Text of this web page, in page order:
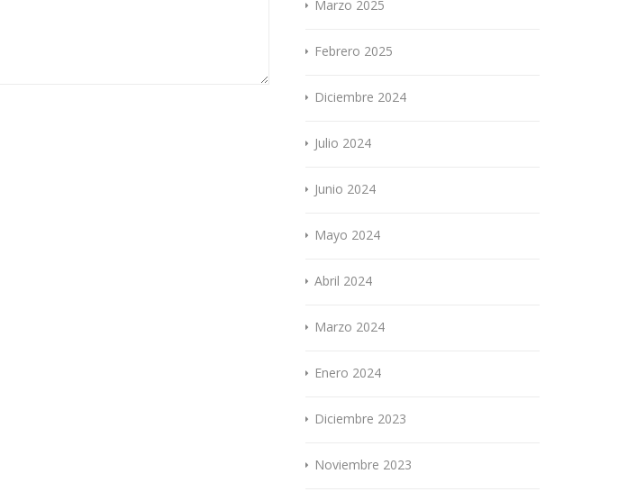
Marzo 2025
Febrero 2025
Diciembre 2024
Julio 2024
Junio 2024
Mayo 2024
Abril 2024
Marzo 2024
Enero 2024
Diciembre 2023
Noviembre 2023